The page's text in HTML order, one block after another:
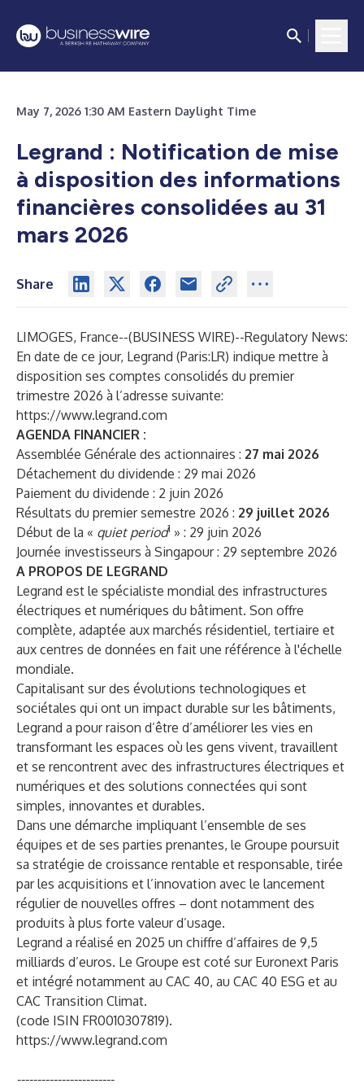
May 7, 2026 1:30 AM Eastern Daylight Time
Legrand : Notification de mise
à disposition des informations
financières consolidées au 31
mars 2026
Share
LIMOGES, France--(BUSINESS WIRE)--Regulatory News:
En date de ce jour, Legrand (Paris:LR) indique mettre à
disposition ses comptes consolidés du premier
trimestre 2026 à l’adresse suivante:
https://www.legrand.com
AGENDA FINANCIER :
Assemblée Générale des actionnaires : 27 mai 2026
Détachement du dividende : 29 mai 2026
Paiement du dividende : 2 juin 2026
Résultats du premier semestre 2026 : 29 juillet 2026
Début de la « quiet period1 » : 29 juin 2026
Journée investisseurs à Singapour : 29 septembre 2026
A PROPOS DE LEGRAND
Legrand est le spécialiste mondial des infrastructures
électriques et numériques du bâtiment. Son offre
complète, adaptée aux marchés résidentiel, tertiaire et
aux centres de données en fait une référence à l'échelle
mondiale.
Capitalisant sur des évolutions technologiques et
sociétales qui ont un impact durable sur les bâtiments,
Legrand a pour raison d’être d’améliorer les vies en
transformant les espaces où les gens vivent, travaillent
et se rencontrent avec des infrastructures électriques et
numériques et des solutions connectées qui sont
simples, innovantes et durables.
Dans une démarche impliquant l’ensemble de ses
équipes et de ses parties prenantes, le Groupe poursuit
sa stratégie de croissance rentable et responsable, tirée
par les acquisitions et l’innovation avec le lancement
régulier de nouvelles offres – dont notamment des
produits à plus forte valeur d’usage.
Legrand a réalisé en 2025 un chiffre d’affaires de 9,5
milliards d’euros. Le Groupe est coté sur Euronext Paris
et intégré notamment au CAC 40, au CAC 40 ESG et au
CAC Transition Climat.
(code ISIN FR0010307819).
https://www.legrand.com
------------------------